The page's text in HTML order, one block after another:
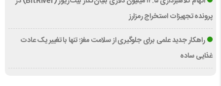
پرونده تجهیزات استخراج رمزارز
راهکار جدید علمی برای جلوگیری از سلامت مغز؛ تنها با تغییر یک عادت
غذایی ساده